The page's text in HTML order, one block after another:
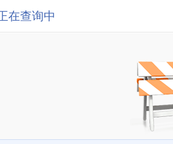
在查询中